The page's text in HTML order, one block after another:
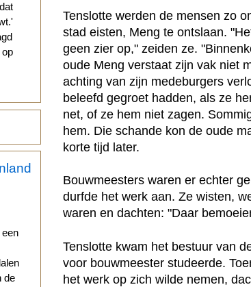
op
de
Tenslotte werden de mensen zo
stad eisten, Meng te ontslaan.
geen zier op," zeiden ze.
oude Meng verstaat zijn vak niet
achting van zijn medeburgers
beleefd gegroet hadden, als ze
net, of ze hem niet zagen.
hem. Die schande kon de oude
korte tijd later.
Bouwmeesters waren er echter
durfde het werk aan. Ze wisten,
waren en dachten: "Daar
Tenslotte kwam het bestuur van
voor bouwmeester studeerde.
het werk op zich wilde nemen,